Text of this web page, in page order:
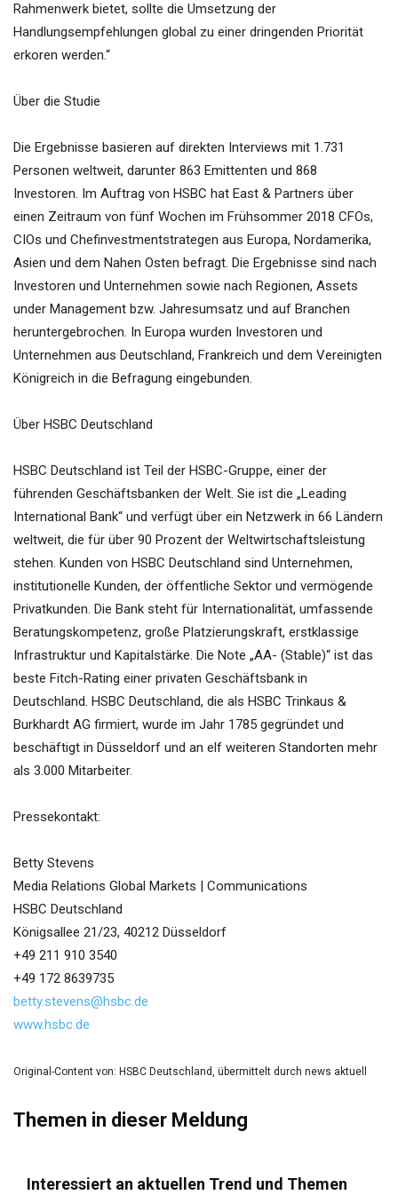
Rahmenwerk bietet, sollte die Umsetzung der
Handlungsempfehlungen global zu einer dringenden Priorität
erkoren werden.“
Über die Studie
Die Ergebnisse basieren auf direkten Interviews mit 1.731
Personen weltweit, darunter 863 Emittenten und 868
Investoren. Im Auftrag von HSBC hat East & Partners über
einen Zeitraum von fünf Wochen im Frühsommer 2018 CFOs,
CIOs und Chefinvestmentstrategen aus Europa, Nordamerika,
Asien und dem Nahen Osten befragt. Die Ergebnisse sind nach
Investoren und Unternehmen sowie nach Regionen, Assets
under Management bzw. Jahresumsatz und auf Branchen
heruntergebrochen. In Europa wurden Investoren und
Unternehmen aus Deutschland, Frankreich und dem Vereinigten
Königreich in die Befragung eingebunden.
Über HSBC Deutschland
HSBC Deutschland ist Teil der HSBC-Gruppe, einer der
führenden Geschäftsbanken der Welt. Sie ist die „Leading
International Bank“ und verfügt über ein Netzwerk in 66 Ländern
weltweit, die für über 90 Prozent der Weltwirtschaftsleistung
stehen. Kunden von HSBC Deutschland sind Unternehmen,
institutionelle Kunden, der öffentliche Sektor und vermögende
Privatkunden. Die Bank steht für Internationalität, umfassende
Beratungskompetenz, große Platzierungskraft, erstklassige
Infrastruktur und Kapitalstärke. Die Note „AA- (Stable)“ ist das
beste Fitch-Rating einer privaten Geschäftsbank in
Deutschland. HSBC Deutschland, die als HSBC Trinkaus &
Burkhardt AG firmiert, wurde im Jahr 1785 gegründet und
beschäftigt in Düsseldorf und an elf weiteren Standorten mehr
als 3.000 Mitarbeiter.
Pressekontakt:
Betty Stevens
Media Relations Global Markets | Communications
HSBC Deutschland
Königsallee 21/23, 40212 Düsseldorf
+49 211 910 3540
+49 172 8639735
betty.stevens@hsbc.de
www.hsbc.de
Original-Content von: HSBC Deutschland, übermittelt durch news aktuell
Themen in dieser Meldung
Interessiert an aktuellen Trend und Themen